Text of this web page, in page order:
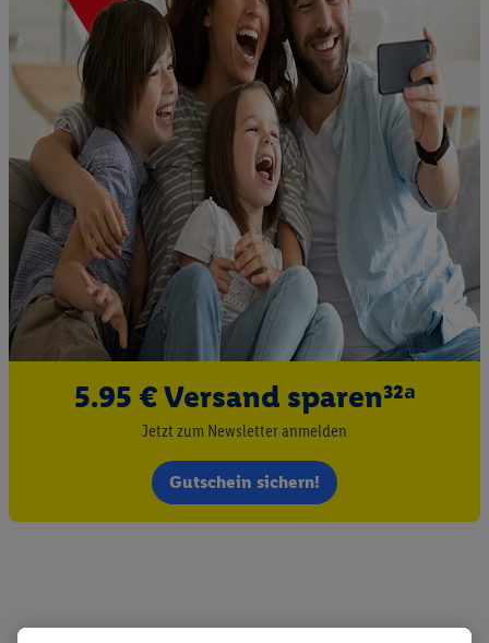
5.95 € Versand sparen³²ᵃ
Jetzt zum Newsletter anmelden
Gutschein sichern!